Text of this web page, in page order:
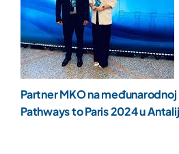
Partner MKO na
Pathways to Paris 2024 u